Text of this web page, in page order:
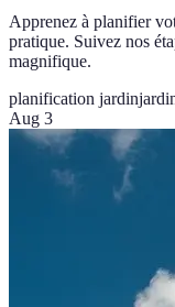
Apprenez à planifier
pratique. Suivez nos
magnifique.
planification jardin
Aug 3